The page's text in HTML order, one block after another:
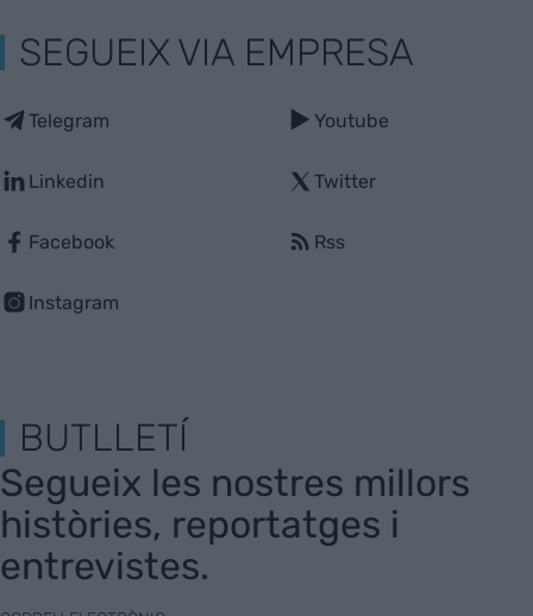
SEGUEIX VIA EMPRESA
Telegram
Linkedin
Facebook
Instagram
Youtube
Twitter
Rss
BUTLLETÍ
Segueix les nostres millors
històries, reportatges i
entrevistes.